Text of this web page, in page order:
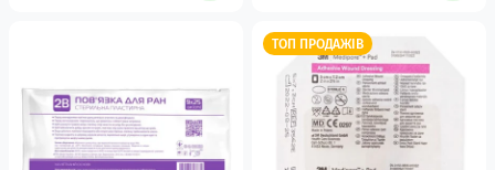
ТОП ПРОДАЖІВ